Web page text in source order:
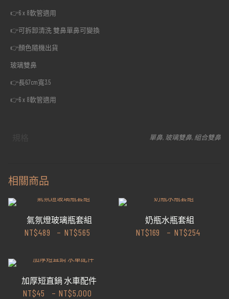
👉6 x 8軟管適用
👉可拆卸清洗 雙鼻單鼻可變換
👉顏色隨機出貨
玻璃雙鼻
👉長6.7cm寬3.5
👉6 x 8軟管適用
單鼻, 玻璃雙鼻, 組合雙鼻
相關商品
氣氛燈玻璃瓶套組
NT$489 – NT$565
奶瓶水瓶套組
NT$169 – NT$254
加厚短直鍋 水車配件
NT$45 – NT$5,000